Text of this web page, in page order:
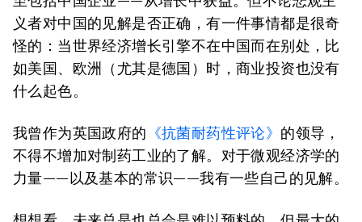
义者对中国的见解是否正确，有一件事情都是很奇
怪的：当世界经济增长引擎不在中国而在别处，比
如美国、欧洲（尤其是德国）时，商业投资也没有
什么起色。
我曾作为英国政府的 《抗菌耐药性评论》 的领导，
不得不增加对制药工业的了解。对于微观经济学的
力量——以及基本的常识——我有一些自己的见解。